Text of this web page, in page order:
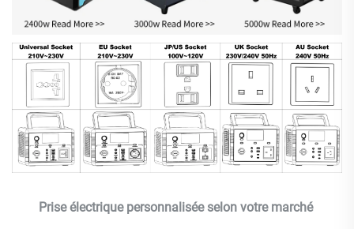
Prise électrique personnalisée selon votre marché